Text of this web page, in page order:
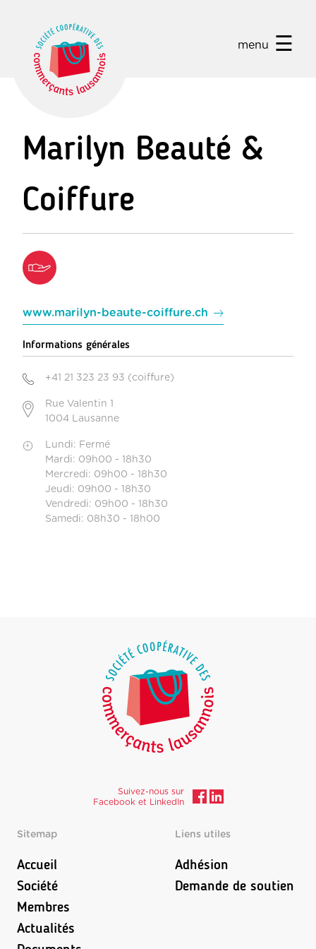
menu ☰
Marilyn Beauté &
Coiffure
www.marilyn-beaute-coiffure.ch
Informations générales
+41 21 323 23 93 (coiffure)
Rue Valentin 1
1004 Lausanne
Lundi: Fermé
Mardi: 09h00 - 18h30
Mercredi: 09h00 - 18h30
Jeudi: 09h00 - 18h30
Vendredi: 09h00 - 18h30
Samedi: 08h30 - 18h00
Suivez-nous sur
Facebook et LinkedIn
Sitemap
Accueil
Société
Membres
Actualités
Liens utiles
Adhésion
Demande de soutien